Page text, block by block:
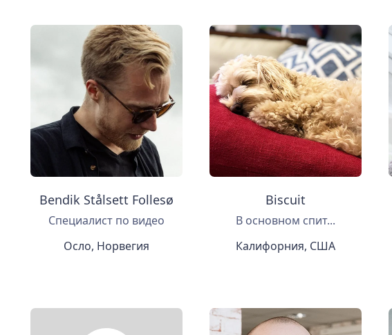
Bendik Stålsett Follesø
Специалист по видео
Осло, Норвегия
Biscuit
В основном спит...
Калифорния, США